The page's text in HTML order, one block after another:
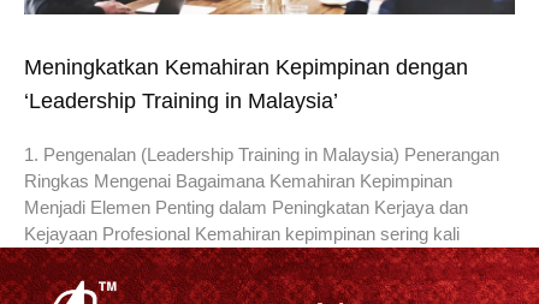
Meningkatkan Kemahiran Kepimpinan dengan
‘Leadership Training in Malaysia’
1. Pengenalan (Leadership Training in Malaysia) Penerangan
Ringkas Mengenai Bagaimana Kemahiran Kepimpinan
Menjadi Elemen Penting dalam Peningkatan Kerjaya dan
Kejayaan Profesional Kemahiran kepimpinan sering kali